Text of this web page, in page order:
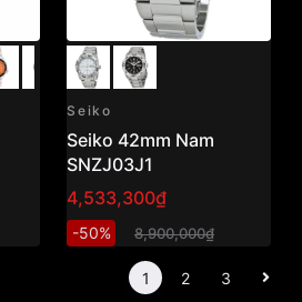
Seiko
Seiko 42mm Nam
SNZJ03J1
4,533,300₫
-50% 8,900,000₫
1 2 3